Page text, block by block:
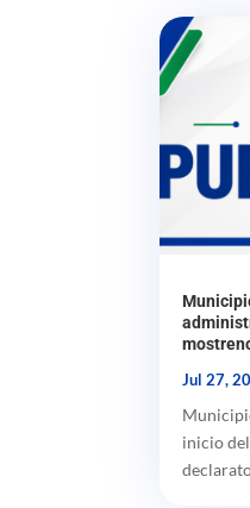
Jul 27,
inicio